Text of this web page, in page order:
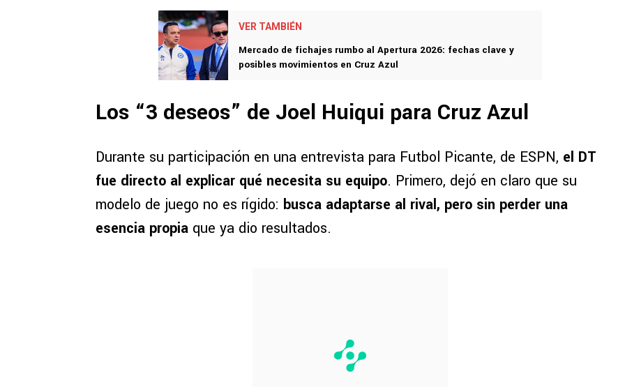
VER TAMBIÉN
Mercado de fichajes rumbo al Apertura 2026: fechas clave y
posibles movimientos en Cruz Azul
Los “3 deseos” de Joel Huiqui para Cruz Azul
Durante su participación en una entrevista para Futbol Picante, de ESPN, el DT
fue directo al explicar qué necesita su equipo. Primero, dejó en claro que su
modelo de juego no es rígido: busca adaptarse al rival, pero sin perder una
esencia propia que ya dio resultados.